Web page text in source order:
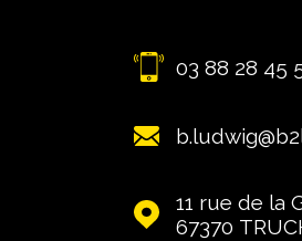
03 88 28 45
11 rue de la
67370